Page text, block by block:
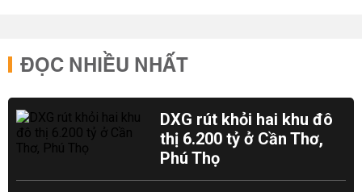
ĐỌC NHIỀU NHẤT
DXG rút khỏi hai khu đô
thị 6.200 tỷ ở Cần Thơ,
Phú Thọ